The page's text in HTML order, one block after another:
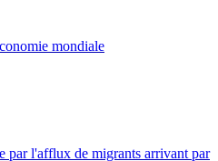
mondiale
par l'afflux de migrants arrivant par